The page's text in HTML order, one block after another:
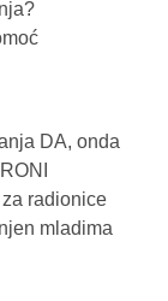
DA, onda
radionice
mladima